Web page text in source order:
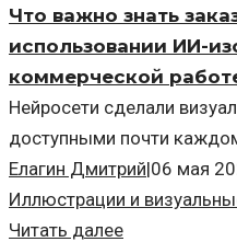
Что важно знать
использовании ИИ-
коммерческой
Нейросети сделали
доступными почти
Елагин Дмитрий|06 мая
Иллюстрации и
Читать далее